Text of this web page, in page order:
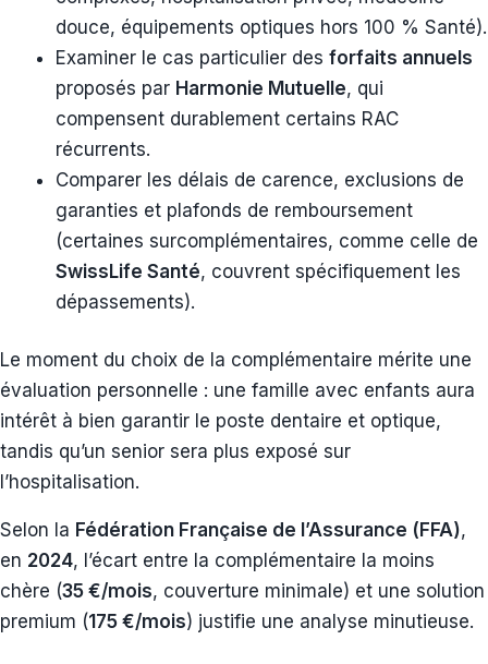
douce, équipements optiques hors 100 % Santé).
Examiner le cas particulier des forfaits annuels
proposés par Harmonie Mutuelle, qui
compensent durablement certains RAC
récurrents.
Comparer les délais de carence, exclusions de
garanties et plafonds de remboursement
(certaines surcomplémentaires, comme celle de
SwissLife Santé, couvrent spécifiquement les
dépassements).
Le moment du choix de la complémentaire mérite une
évaluation personnelle : une famille avec enfants aura
intérêt à bien garantir le poste dentaire et optique,
tandis qu’un senior sera plus exposé sur
l’hospitalisation.
Selon la Fédération Française de l’Assurance (FFA),
en 2024, l’écart entre la complémentaire la moins
chère (35 €/mois, couverture minimale) et une solution
premium (175 €/mois) justifie une analyse minutieuse.